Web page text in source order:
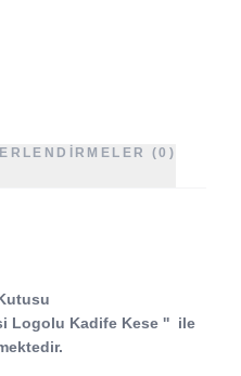
(0)
Logolu Kadife Kese '' ile